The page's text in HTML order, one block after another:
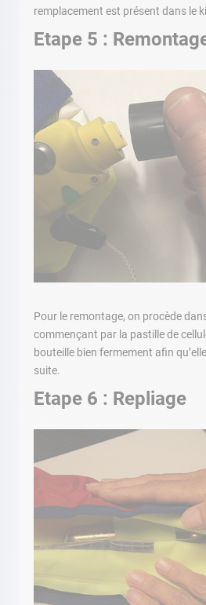
remplacement est présent dans le
Etape 5 :
Pour le remontage, on procède
commençant par la pastille de
bouteille bien fermement afin
suite.
Etape 6 : Repliage